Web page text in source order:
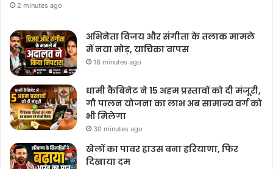
2 minutes ago
अभिनेता विजय और संगीता के तलाक मामले
में नया मोड़, याचिका वापस
18 minutes ago
धामी कैबिनेट ने 15 अहम प्रस्तावों को दी मंजूरी,
गौ पालन योजना का लाभ अब सामान्य वर्ग को
भी मिलेगा
30 minutes ago
खेलों का पावर हाउस बना हरियाणा, फिर
दिखाया दम